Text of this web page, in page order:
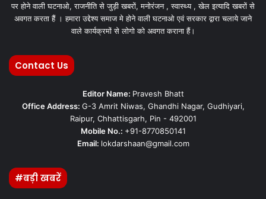
पर होने वाली घटनाओ, राजनीति से जुड़ी खबरों, मनोरंजन , स्वास्थ्य , खेल इत्यादि खबरों से
अवगत करता हैं । हमारा उद्देश्य समाज मे होने वाली घटनाओ एवं सरकार द्वारा चलाये जाने
वाले कार्यक्रमों से लोगो को अवगत कराना हैं।
Contact Us
Editor Name: Pravesh Bhatt
Office Address: G-3 Amrit Niwas, Ghandhi Nagar, Gudhiyari,
Raipur, Chhattisgarh, Pin - 492001
Mobile No.: +91-8770850141
Email: lokdarshaan@gmail.com
#बड़ी खबरें